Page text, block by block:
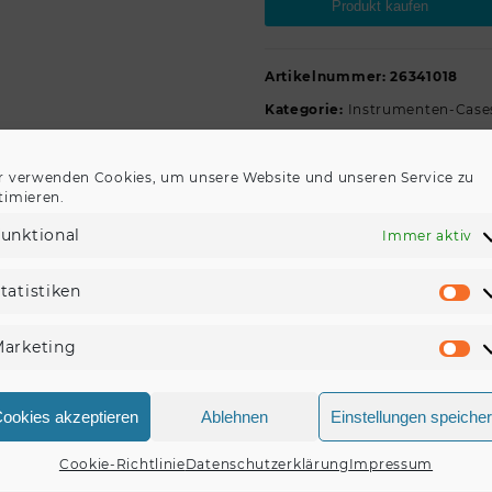
verwenden Cookies, um unsere Website und unseren Service zu
Immer aktiv
akzeptieren Ablehnen Einstellungen
Cookie-RichtlinieDatenschutzerklärung Impressum
Produkt kaufen
Artikelnummer:26341018
Kategorie: Instrumenten-
REZENSIONEN (0)
Mit 4 vergoldeten Schnappschlössern davon eines
sowie einen gefahrlosen Transport Material